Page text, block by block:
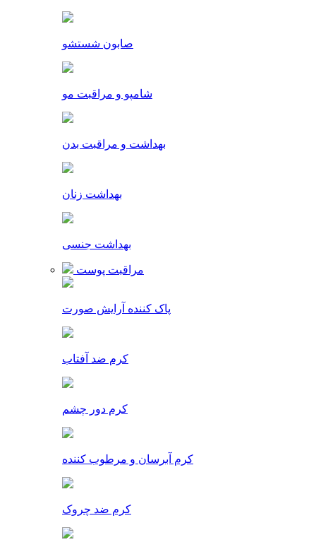
صابون شستشو
شامپو و مراقبت مو
بهداشت و مراقبت بدن
بهداشت زنان
بهداشت جنسی
مراقبت پوست
پاک کننده آرایش صورت
کرم ضد آفتاب
کرم دور چشم
کرم آبرسان و مرطوب کننده
کرم ضد چروک